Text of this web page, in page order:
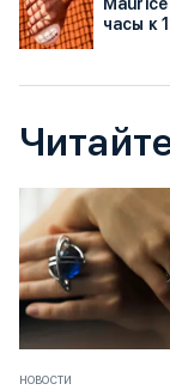
часы к
НОВОСТИ